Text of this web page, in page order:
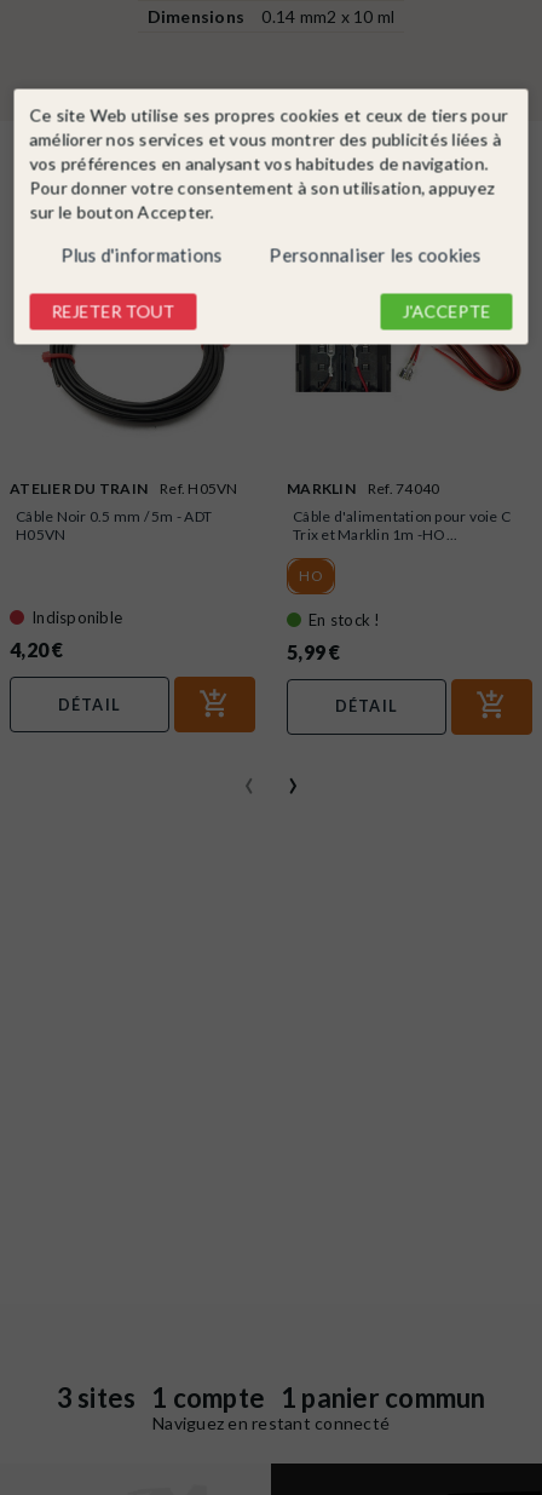
Dimensions 0.14 mm2 x 10 ml
Dans la même catégorie
ATELIER DU TRAIN
Ref. H05VN
Câble Noir 0.5 mm / 5m - ADT
H05VN
Indisponible
4,20 €
DÉTAIL
MARKLIN
Ref. 74040
Câble d'alimentation pour voie C
Trix et Marklin 1m -HO...
HO
En stock !
5,99 €
DÉTAIL
‹ ›
3 sites 1 compte 1 panier commun
Naviguez en restant connecté
Ce site Web utilise ses propres cookies et ceux de tiers pour
améliorer nos services et vous montrer des publicités liées à
vos préférences en analysant vos habitudes de navigation.
Pour donner votre consentement à son utilisation, appuyez
sur le bouton Accepter.
Plus d'informations Personnaliser les cookies
REJETER TOUT J'ACCEPTE